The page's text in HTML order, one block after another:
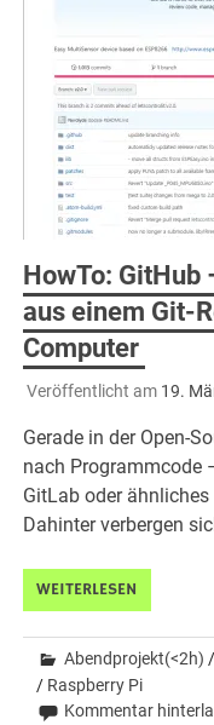
HowTo: GitHub
aus einem Git-
Computer
Veröffentlicht am 19.
Gerade in der Open-
nach Programmcode
GitLab oder
Dahinter verbergen
WEITERLESEN
Abendprojekt(<2h)
/ Raspberry Pi
Kommentar